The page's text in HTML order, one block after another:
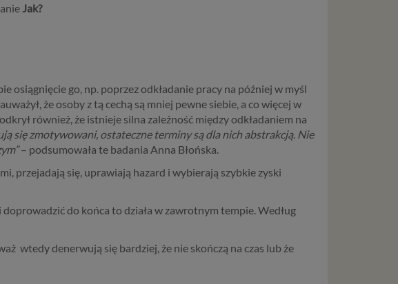
Jak?
osiągnięcie go, np. poprzez odkładanie pracy na później w myśl
że osoby z tą cechą są mniej pewne siebie, a co więcej w
również, że istnieje silna zależność między odkładaniem na
się zmotywowani, ostateczne terminy są dla nich abstrakcją. Nie
– podsumowała te badania Anna Błońska.
przejadają się, uprawiają hazard i wybierają szybkie zyski
do końca to działa w zawrotnym tempie. Według
wtedy denerwują się bardziej, że nie skończą na czas lub że